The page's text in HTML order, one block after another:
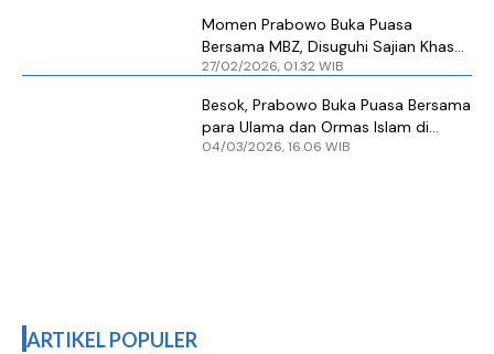
Momen Prabowo Buka Puasa
Bersama MBZ, Disuguhi Sajian Khas
Timur Tengah
27/02/2026, 01.32 WIB
Besok, Prabowo Buka Puasa Bersama
para Ulama dan Ormas Islam di
Istana
04/03/2026, 16.06 WIB
ARTIKEL POPULER